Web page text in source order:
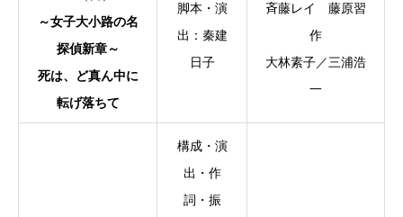
～女子大小路の名
探偵新章～
死は、ど真ん中に
転げ落ちて
脚本・演
出：秦建
日子
斉藤レイ 藤原習
作
大林素子／三浦浩
一
構成・演
出・作
詞・振